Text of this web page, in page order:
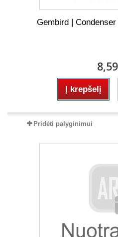
Gembird |
Į krepšelį
Pridėti palyginimui